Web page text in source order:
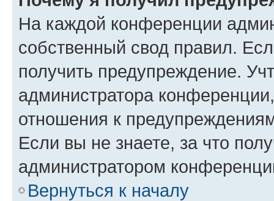
На каждой конференции
собственный свод правил.
получить предупреждение.
администратора
отношения к
Если вы не знаете, за что
администратором
Вернуться к началу